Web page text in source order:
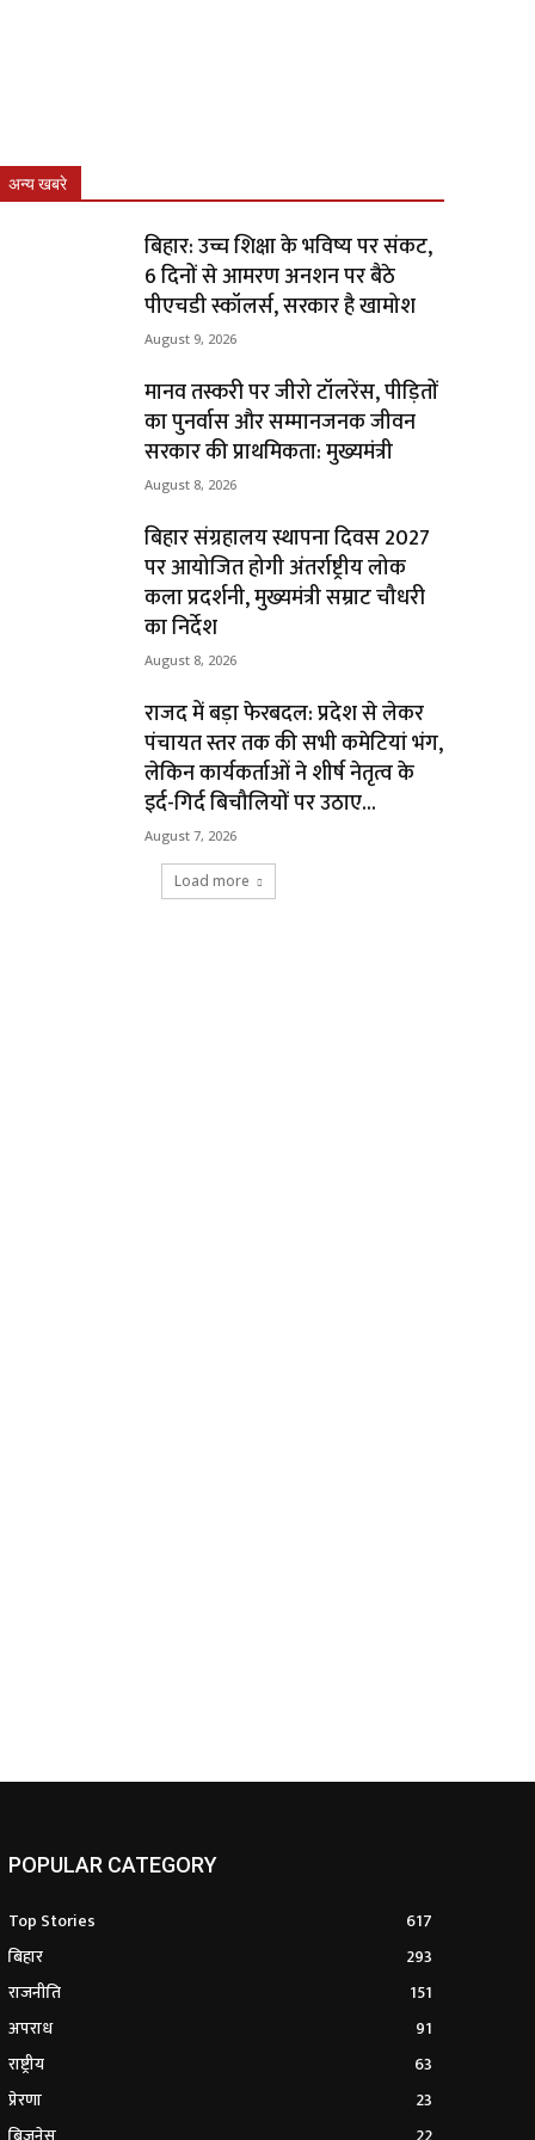
अन्य खबरे
बिहार: उच्च शिक्षा के भविष्य पर संकट,
6 दिनों से आमरण अनशन पर बैठे
पीएचडी स्कॉलर्स, सरकार है खामोश
August 9, 2026
मानव तस्करी पर जीरो टॉलरेंस, पीड़ितों
का पुनर्वास और सम्मानजनक जीवन
सरकार की प्राथमिकता: मुख्यमंत्री
August 8, 2026
बिहार संग्रहालय स्थापना दिवस 2027
पर आयोजित होगी अंतर्राष्ट्रीय लोक
कला प्रदर्शनी, मुख्यमंत्री सम्राट चौधरी
का निर्देश
August 8, 2026
राजद में बड़ा फेरबदल: प्रदेश से लेकर
पंचायत स्तर तक की सभी कमेटियां भंग,
लेकिन कार्यकर्ताओं ने शीर्ष नेतृत्व के
इर्द-गिर्द बिचौलियों पर उठाए...
August 7, 2026
Load more
POPULAR CATEGORY
Top Stories
617
बिहार
293
राजनीति
151
अपराध
91
राष्ट्रीय
63
प्रेरणा
23